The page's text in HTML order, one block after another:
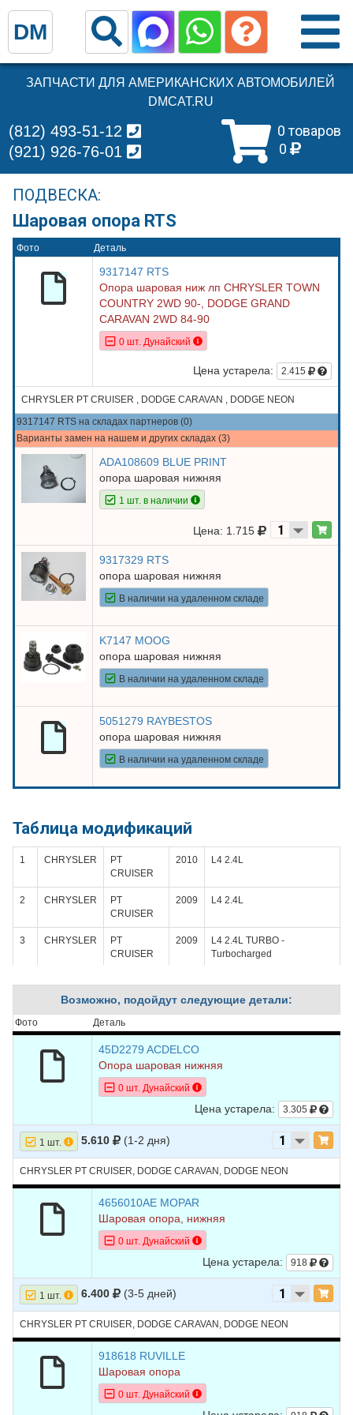
ЗАПЧАСТИ ДЛЯ АМЕРИКАНСКИХ АВТОМОБИЛЕЙ
DMCAT.RU
0 товаров
0
(812) 493-51-12
(921) 926-76-01
ПОДВЕСКА:
Шаровая опора RTS
Фото Деталь
9317147 RTS
Опора шаровая ниж лп CHRYSLER TOWN
COUNTRY 2WD 90-, DODGE GRAND
CARAVAN 2WD 84-90
0 шт. Дунайский
Цена устарела: 2.415
CHRYSLER PT CRUISER , DODGE CARAVAN , DODGE NEON
9317147 RTS на складах партнеров (0)
Варианты замен на нашем и других складах (3)
ADA108609 BLUE PRINT
опора шаровая нижняя
1 шт. в наличии
Цена: 1.715
9317329 RTS
опора шаровая нижняя
В наличии на удаленном складе
K7147 MOOG
опора шаровая нижняя
В наличии на удаленном складе
5051279 RAYBESTOS
опора шаровая нижняя
В наличии на удаленном складе
Таблица модификаций
1 CHRYSLER
PT
CRUISER
2010 L4 2.4L
2 CHRYSLER
PT
CRUISER
2009 L4 2.4L
3 CHRYSLER
PT
CRUISER
2009
L4 2.4L TURBO -
Turbocharged
CRUISER
5 CHRYSLER
PT
CRUISER
Turbocharged
CHRYSLER
PT
CRUISER
2007 L4 1.6L
CHRYSLER
PT
CRUISER
L4 2.4L TURBO -
Turbocharged
9 CHRYSLER
PT
2006 L4 1.6L
PT
CRUISER
2006 L4 2.4L
CRUISER
L4 2.4L TURBO -
Turbocharged
12 CHRYSLER
13 CHRYSLER
PT
CRUISER
2005 L4 2.0L
CHRYSLER
PT
CRUISER
2005
Возможно, подойдут следующие детали:
Фото Деталь
45D2279 ACDELCO
Опора шаровая нижняя
0 шт. Дунайский
Цена устарела: 3.305
1 шт. 5.610 (1-2 дня)
CHRYSLER PT CRUISER, DODGE CARAVAN, DODGE NEON
4656010AE MOPAR
Шаровая опора, нижняя
0 шт. Дунайский
Цена устарела: 918
1 шт. 6.400 (3-5 дней)
CHRYSLER PT CRUISER, DODGE CARAVAN, DODGE NEON
918618 RUVILLE
Шаровая опора
0 шт. Дунайский
DM